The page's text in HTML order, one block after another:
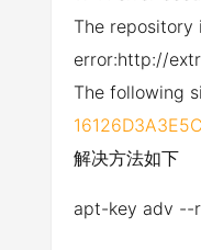
The repository
error:http://
The following
解决方法如下
apt-key adv --